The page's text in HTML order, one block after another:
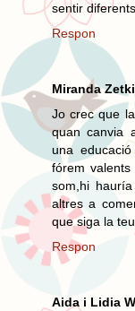
sentir
Respon
Miranda
Jo crec que
quan canvia
una
fórem
som,hi
altres a
que siga la
Respon
Aida i Lidia